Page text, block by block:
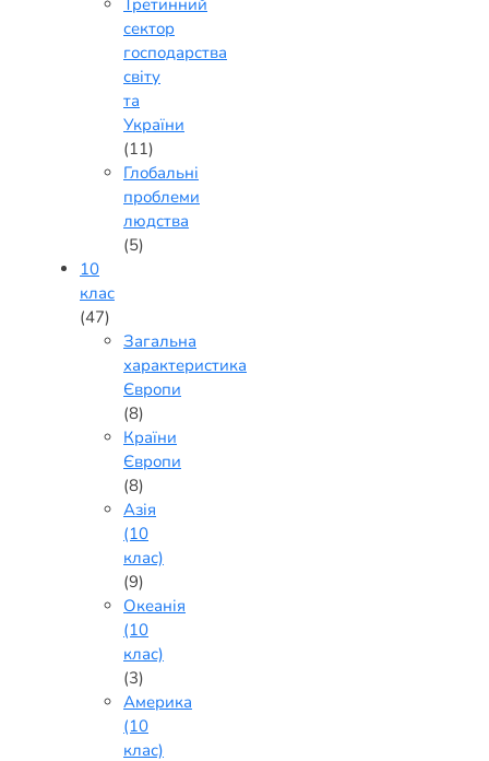
Третинний
сектор
господарства
світу
та
України
(11)
Глобальні
проблеми
людства
(5)
10
клас
(47)
Загальна
характеристика
Європи
(8)
Країни
Європи
(8)
Азія
(10
клас)
(9)
Океанія
(10
клас)
(3)
Америка
(10
клас)